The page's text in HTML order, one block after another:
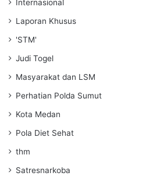
Internasional
Laporan Khusus
'STM'
Judi Togel
Masyarakat dan LSM
Perhatian Polda Sumut
Kota Medan
Pola Diet Sehat
thm
Satresnarkoba